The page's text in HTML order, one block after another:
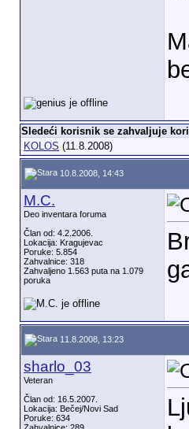
Sledeći korisnik se zahvaljuje
KOLOS (11.8.2008)
10.8.2008, 14:43
M.C.
Deo inventara foruma
Član od: 4.2.2006.
Lokacija: Kragujevac
Poruke: 5.854
Zahvalnice: 318
Zahvaljeno 1.563 puta na 1.079
poruka
11.8.2008, 13:23
sharlo_03
Veteran
Član od: 16.5.2007.
Lokacija: Bečej/Novi Sad
Poruke: 634